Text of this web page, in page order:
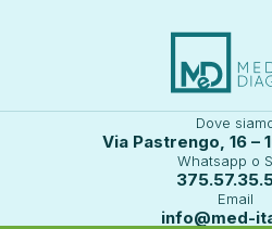
Dove
Via Pastrengo, 16 –
Whatsapp o
Email
info@med-